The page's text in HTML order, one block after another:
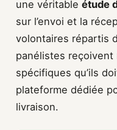
une véritable étude
sur l’envoi et la
volontaires répartis
panélistes
spécifiques qu’ils
plateforme dédiée
livraison.